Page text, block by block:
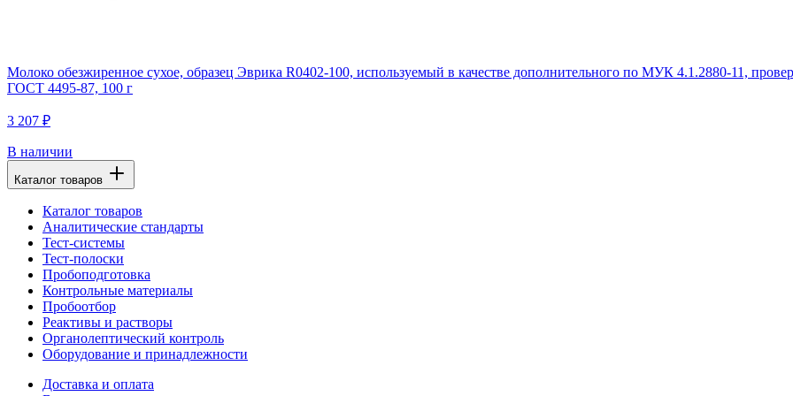
Молоко обезжиренное сухое, образец Эврика R0402-100, используемый в качестве дополнительного по МУК 4.1.2880-11,
ГОСТ 4495-87, 100 г
3 207 ₽
В наличии
Каталог товаров
Каталог товаров
Аналитические стандарты
Тест-системы
Тест-полоски
Пробоподготовка
Контрольные материалы
Пробоотбор
Реактивы и растворы
Органолептический контроль
Оборудование и принадлежности
Доставка и оплата